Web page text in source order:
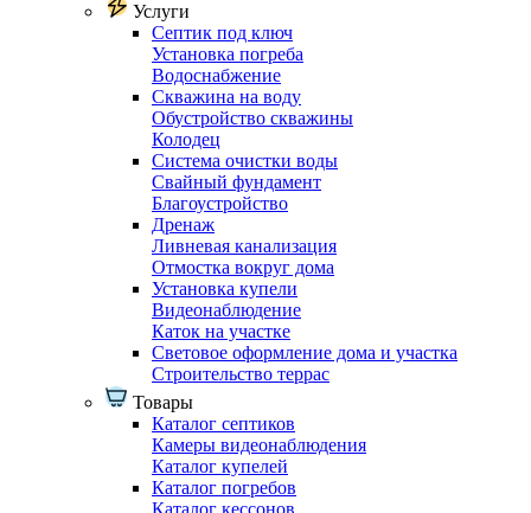
Услуги
Септик под ключ
Установка погреба
Водоснабжение
Скважина на воду
Обустройство скважины
Колодец
Система очистки воды
Свайный фундамент
Благоустройство
Дренаж
Ливневая канализация
Отмостка вокруг дома
Установка купели
Видеонаблюдение
Каток на участке
Световое оформление дома и участка
Строительство террас
Товары
Каталог септиков
Камеры видеонаблюдения
Каталог купелей
Каталог погребов
Каталог кессонов